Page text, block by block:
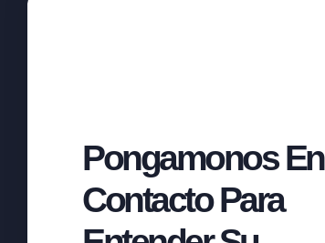
Pongamonos En
Contacto Para